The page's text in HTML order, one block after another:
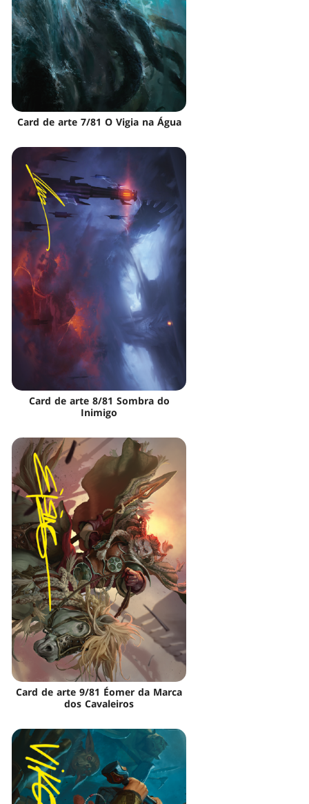
Card de arte 7/81 O Vigia na Água
Card de arte 8/81 Sombra do
Inimigo
Card de arte 9/81 Éomer da Marca
dos Cavaleiros